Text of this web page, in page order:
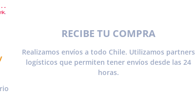
RECIBE TU COMPRA
Realizamos envíos a todo Chile. Utilizamos partners
logísticos que permiten tener envíos desde las 24
horas.